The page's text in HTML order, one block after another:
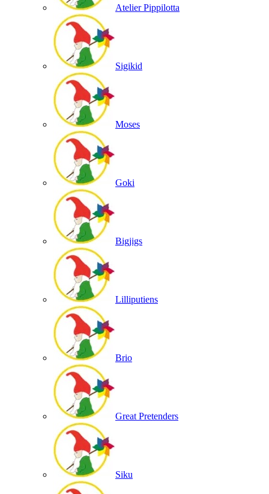
Atelier Pippilotta
Sigikid
Moses
Goki
Bigjigs
Lilliputiens
Brio
Great Pretenders
Siku